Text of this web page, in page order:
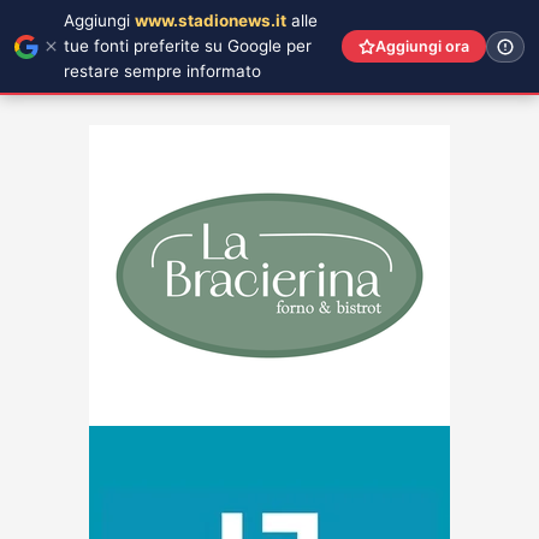
Aggiungi www.stadionews.it alle
tue fonti preferite su Google per
restare sempre informato
Aggiungi ora